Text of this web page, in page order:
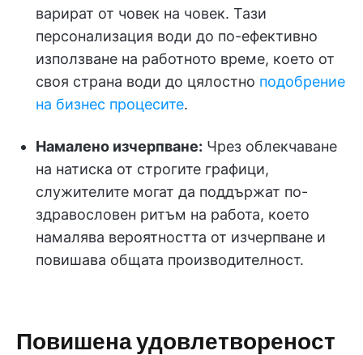
варират от човек на човек. Тази
персонализация води до по-ефективно
използване на работното време, което от
своя страна води до цялостно подобрение
на бизнес процесите.
Намалено изчерпване: Чрез облекчаване
на натиска от строгите графици,
служителите могат да поддържат по-
здравословен ритъм на работа, което
намалява вероятността от изчерпване и
повишава общата производителност.
Повишена удовлетвореност